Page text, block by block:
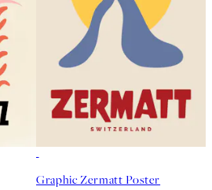
Graphic Zermatt Poster